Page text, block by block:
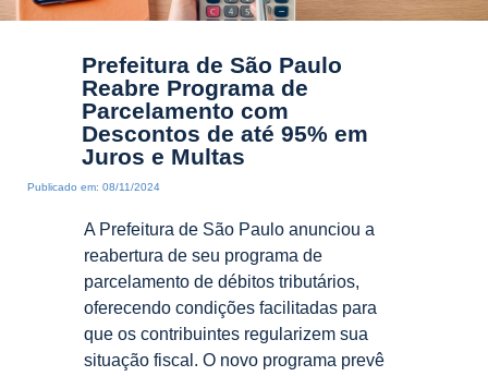
Prefeitura de São Paulo
Reabre Programa de
Parcelamento com
Descontos de até 95% em
Juros e Multas
Publicado em: 08/11/2024
A Prefeitura de São Paulo anunciou a
reabertura de seu programa de
parcelamento de débitos tributários,
oferecendo condições facilitadas para
que os contribuintes regularizem sua
situação fiscal. O novo programa prevê